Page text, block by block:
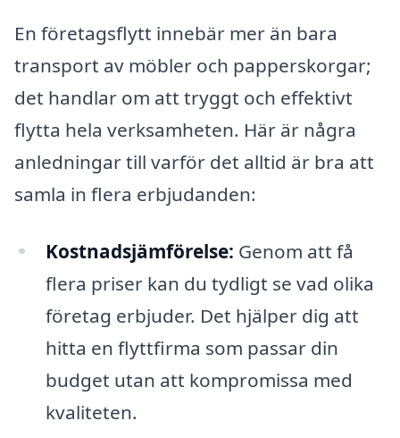
En företagsflytt innebär mer än bara
transport av möbler och papperskorgar;
det handlar om att tryggt och effektivt
flytta hela verksamheten. Här är några
anledningar till varför det alltid är bra att
samla in flera erbjudanden:
Kostnadsjämförelse: Genom att få
flera priser kan du tydligt se vad olika
företag erbjuder. Det hjälper dig att
hitta en flyttfirma som passar din
budget utan att kompromissa med
kvaliteten.